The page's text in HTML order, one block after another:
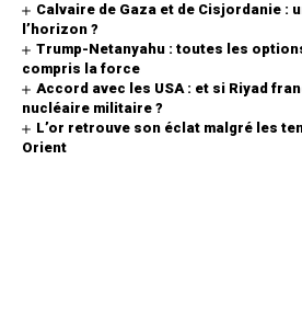
Calvaire de Gaza et de Cisjordanie :
l’horizon ?
Trump-Netanyahu : toutes les
compris la force
Accord avec les USA : et si Riyad
nucléaire militaire ?
L’or retrouve son éclat malgré les
Orient